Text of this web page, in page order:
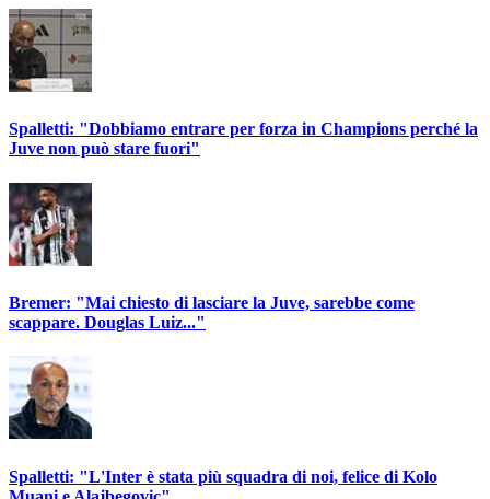
Spalletti: "Dobbiamo entrare per forza in Champions perché la
Juve non può stare fuori"
Bremer: "Mai chiesto di lasciare la Juve, sarebbe come
scappare. Douglas Luiz..."
Spalletti: "L'Inter è stata più squadra di noi, felice di Kolo